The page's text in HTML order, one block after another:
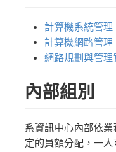
計算機系統管理
計算機網路管理
網路規劃與管理
內部組別
系資訊中心內部依
定的員額分配，一